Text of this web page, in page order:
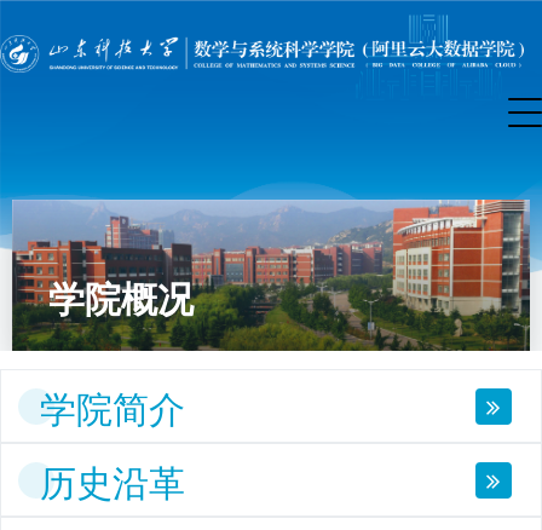
学院概况
学院简介
历史沿革